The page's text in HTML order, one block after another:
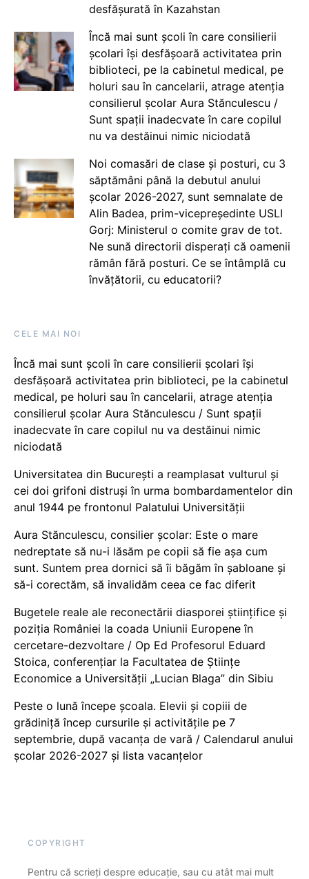
desfășurată în Kazahstan
Încă mai sunt școli în care consilierii
școlari își desfășoară activitatea prin
biblioteci, pe la cabinetul medical, pe
holuri sau în cancelarii, atrage atenția
consilierul școlar Aura Stănculescu /
Sunt spații inadecvate în care copilul
nu va destăinui nimic niciodată
Noi comasări de clase și posturi, cu 3
săptămâni până la debutul anului
școlar 2026-2027, sunt semnalate de
Alin Badea, prim-vicepreședinte USLI
Gorj: Ministerul o comite grav de tot.
Ne sună directorii disperați că oamenii
rămân fără posturi. Ce se întâmplă cu
învățătorii, cu educatorii?
CELE MAI NOI
Încă mai sunt școli în care consilierii școlari își
desfășoară activitatea prin biblioteci, pe la cabinetul
medical, pe holuri sau în cancelarii, atrage atenția
consilierul școlar Aura Stănculescu / Sunt spații
inadecvate în care copilul nu va destăinui nimic
niciodată
Universitatea din București a reamplasat vulturul și
cei doi grifoni distruși în urma bombardamentelor din
anul 1944 pe frontonul Palatului Universității
Aura Stănculescu, consilier școlar: Este o mare
nedreptate să nu-i lăsăm pe copii să fie așa cum
sunt. Suntem prea dornici să îi băgăm în șabloane și
să-i corectăm, să invalidăm ceea ce fac diferit
Bugetele reale ale reconectării diasporei științifice și
poziția României la coada Uniunii Europene în
cercetare-dezvoltare / Op Ed Profesorul Eduard
Stoica, conferențiar la Facultatea de Științe
Economice a Universității „Lucian Blaga” din Sibiu
Peste o lună începe școala. Elevii și copiii de
grădiniță încep cursurile și activitățile pe 7
septembrie, după vacanța de vară / Calendarul anului
școlar 2026-2027 și lista vacanțelor
COPYRIGHT
Pentru că scrieți despre educație, sau cu atât mai mult